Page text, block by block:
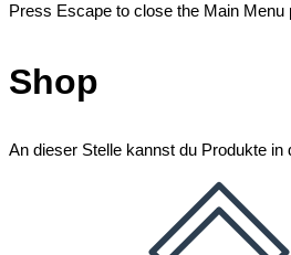
Press Escape to close the Main Menu
Shop
An dieser Stelle kannst du Produkte